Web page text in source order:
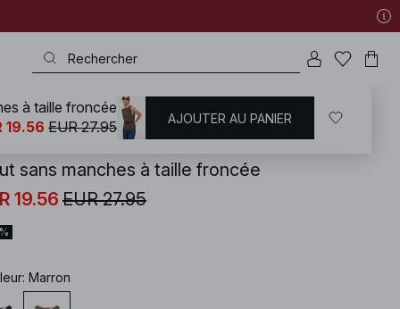
/ T-shirts | Tops / Hauts froncés
sans manches à taille froncée
19.56 EUR 27.95
: Marron
à taille froncée
19.56 EUR 27.95 AJOUTER AU PANIER